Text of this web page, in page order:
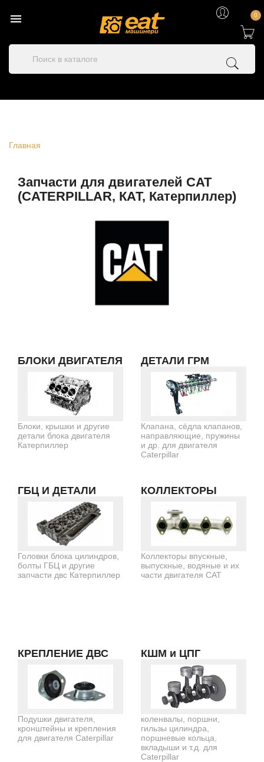
 0
Главная
Запчасти для двигателей CAT
(CATERPILLAR, КАТ, Катерпиллер)
БЛОКИ ДВИГАТЕЛЯ
Блоки, крышки и другие
детали блока двигателя
Катерпиллер
ДЕТАЛИ ГРМ
Клапана, сёдла клапанов,
направляющие, пружины
и др. для двигателя
Caterpillar
ГБЦ И ДЕТАЛИ
Головки блока цилиндров,
болты ГБЦ и другие
запчасти двс Катерпиллер
КОЛЛЕКТОРЫ
Коллекторы впускные,
выпускные, водяные и их
части двигателя CAT
КРЕПЛЕНИЕ ДВС
Подушки двигателя,
кронштейны и крепления
для двигателя Caterpillar
КШМ и ЦПГ
коленвалы, поршни,
гильзы цилиндра,
поршневые кольца,
вкладыши и т.д. для
Caterpillar